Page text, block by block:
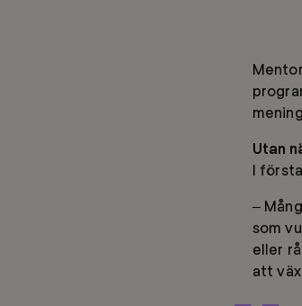
Utan
I
–
som
eller
att